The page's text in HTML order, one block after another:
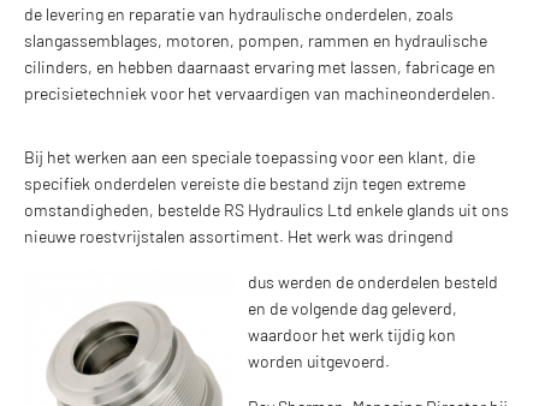
de levering en reparatie van hydraulische onderdelen, zoals
slangassemblages, motoren, pompen, rammen en hydraulische
cilinders, en hebben daarnaast ervaring met lassen, fabricage en
precisietechniek voor het vervaardigen van machineonderdelen.
Bij het werken aan een speciale toepassing voor een klant, die
specifiek onderdelen vereiste die bestand zijn tegen extreme
omstandigheden, bestelde RS Hydraulics Ltd enkele glands uit ons
nieuwe roestvrijstalen assortiment. Het werk was dringend
dus werden de onderdelen besteld
en de volgende dag geleverd,
waardoor het werk tijdig kon
worden uitgevoerd.